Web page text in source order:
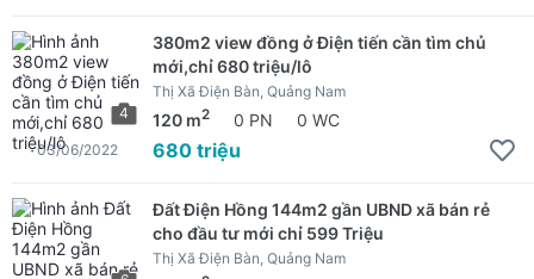
4
380m2 view đồng ở Điện tiến cần tìm chủ
mới,chỉ 680 triệu/lô
Thị Xã Điện Bàn, Quảng Nam
120 m2 0 PN 0 WC
680 triệu
03/06/2022
Đất Điện Hồng 144m2 gần UBND xã bán rẻ
cho đầu tư mới chỉ 599 Triệu
Thị Xã Điện Bàn, Quảng Nam